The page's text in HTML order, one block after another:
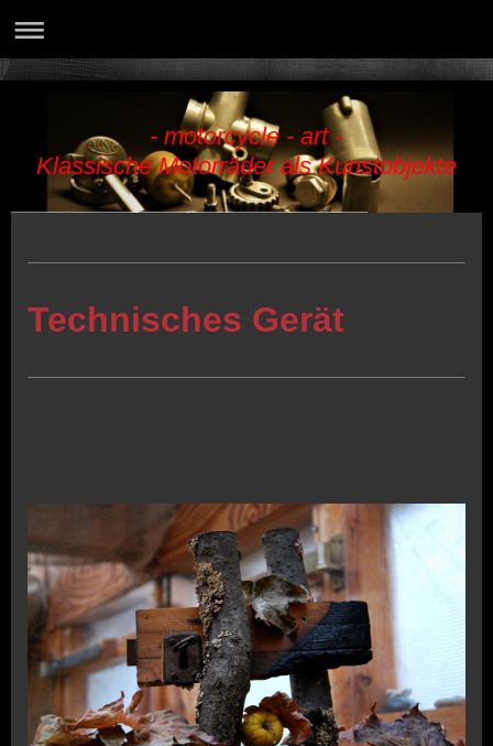
- motorcycle - art -
Klassische Motorräder als Kunstobjekte
Klassische Motorräder als Kunstobjekte
- 05605-8064434 -
Technisches Gerät